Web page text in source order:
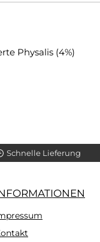
Physalis (4%)
Schnelle Lieferung